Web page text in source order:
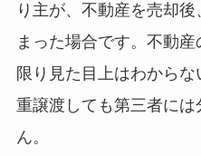
り主が、不動産を売却
まった場合です。不動
限り見た目上はわから
重譲渡しても第三者に
ん。